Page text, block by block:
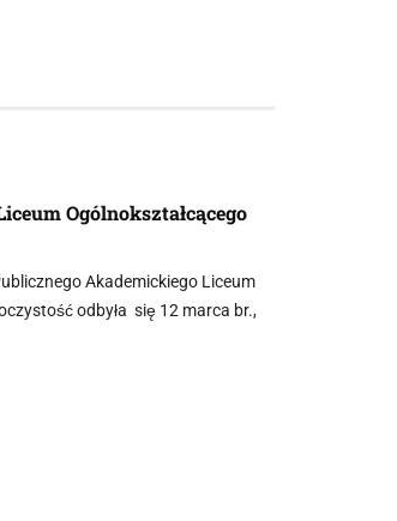
Ogólnokształcącego
Akademickiego Liceum
odbyła się 12 marca br.,